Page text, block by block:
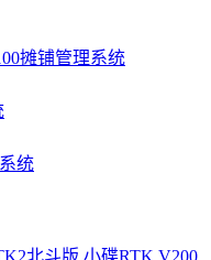
摊铺管理系统
统
北斗版 小碟RTK V200